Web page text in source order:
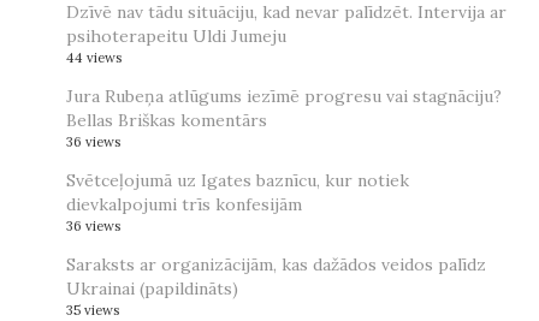
Dzīvē nav tādu situāciju, kad nevar palīdzēt. Intervija ar
psihoterapeitu Uldi Jumeju
44 views
Jura Rubeņa atlūgums iezīmē progresu vai stagnāciju?
Bellas Briškas komentārs
36 views
Svētceļojumā uz Igates baznīcu, kur notiek
dievkalpojumi trīs konfesijām
36 views
Saraksts ar organizācijām, kas dažādos veidos palīdz
Ukrainai (papildināts)
35 views